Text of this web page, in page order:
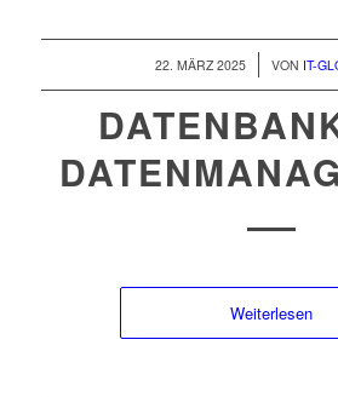
22. MÄRZ 2025
/ VON IT-
Weiterlesen